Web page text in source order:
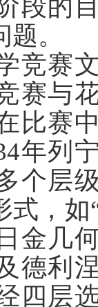
段的
。
赛文
赛与
比赛
年列
个层
式，
金几
德利
四层